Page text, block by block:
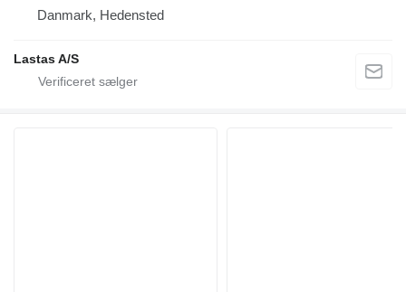
Danmark, Hedensted
Lastas A/S